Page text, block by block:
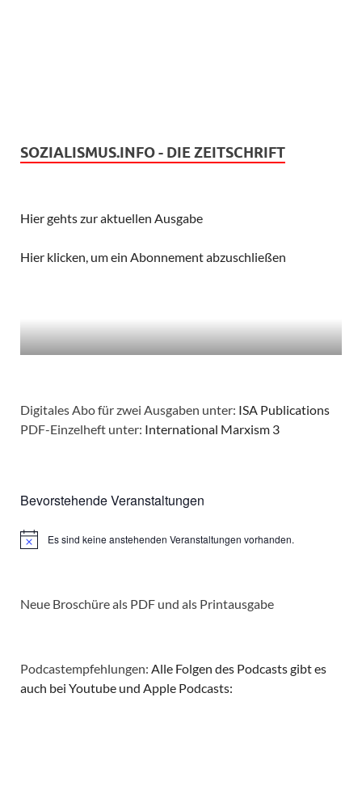
SOZIALISMUS.INFO - DIE ZEITSCHRIFT
Hier gehts zur aktuellen Ausgabe
Hier klicken, um ein Abonnement abzuschließen
Digitales Abo für zwei Ausgaben unter: ISA Publications
PDF-Einzelheft unter: International Marxism 3
Bevorstehende Veranstaltungen
HinweisEs sind keine anstehenden Veranstaltungen vorhanden.
Neue Broschüre als PDF und als Printausgabe
Podcastempfehlungen: Alle Folgen des Podcasts gibt es
auch bei Youtube und Apple Podcasts: